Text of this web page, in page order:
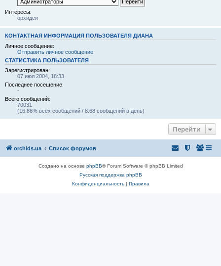
Интересы:
орхидеи
КОНТАКТНАЯ ИНФОРМАЦИЯ ПОЛЬЗОВАТЕЛЯ ДИАНА
Личное сообщение:
Отправить личное сообщение
СТАТИСТИКА ПОЛЬЗОВАТЕЛЯ
Зарегистрирован:
07 июл 2004, 18:33
Последнее посещение:
-
Всего сообщений:
70031
(16.86% всех сообщений / 8.68 сообщений в день)
Перейти
orchids.ua Список форумов
Создано на основе phpBB® Forum Software © phpBB Limited
Русская поддержка phpBB
Конфиденциальность| Правила